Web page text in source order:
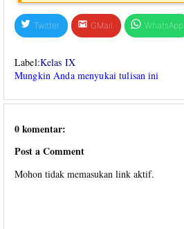
Twitter GMail WhatsApp
Label:Kelas IX
Mungkin Anda menyukai tulisan ini
0 komentar:
Post a Comment
Mohon tidak memasukan link aktif.